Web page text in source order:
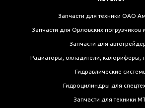
Запчасти для техники ОАО
Запчасти для Орловских погрузчиков
Запчасти для
Радиаторы, охладители, калориферы,
Гидравлические
Гидроцилиндры для
Запчасти для техники